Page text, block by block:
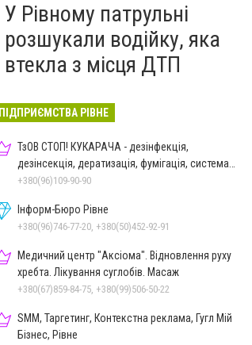
У Рівному патрульні
розшукали водійку, яка
втекла з місця ДТП
ПІДПРИЄМСТВА РІВНЕ
ТзОВ СТОП! КУКАРАЧА - дезінфекція,
дезінсекція, дератизація, фумігація, система
HACCP
+380(96)109-90-90
Інформ-Бюро Рівне
+380(96)746-77-20, +380(50)452-92-91
Медичний центр "Аксіома". Відновлення руху
хребта. Лікування суглобів. Масаж
+380(67)859-84-75, +380(99)506-50-22
SMM, Таргетинг, Контекстна реклама, Гугл Мій
Бізнес, Рівне